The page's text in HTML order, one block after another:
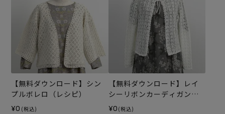
【無料ダウンロード】シン
プルボレロ（レシピ）
¥0 (税込)
【無料ダウンロード】レイ
シーリボンカーディガン
（レシピ）
¥0 (税込)